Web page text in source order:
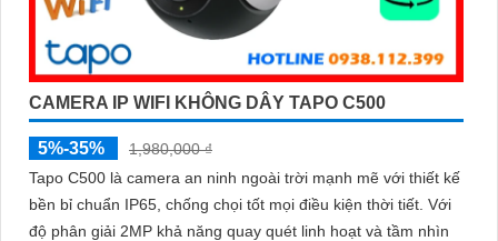
CAMERA IP WIFI KHÔNG DÂY TAPO C500
5%-35%
1,980,000 ₫
Tapo C500 là camera an ninh ngoài trời mạnh mẽ với thiết kế
bền bỉ chuẩn IP65, chống chọi tốt mọi điều kiện thời tiết. Với
độ phân giải 2MP khả năng quay quét linh hoạt và tầm nhìn